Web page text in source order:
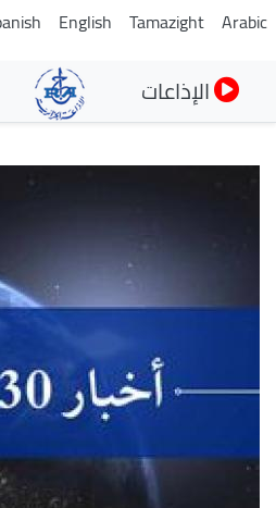
Arabic
Tamazight
English
الإذاعات